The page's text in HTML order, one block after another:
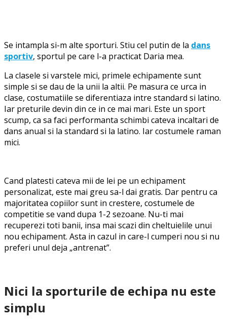
Se intampla si-m alte sporturi. Stiu cel putin de la dans
sportiv, sportul pe care l-a practicat Daria mea.
La clasele si varstele mici, primele echipamente sunt
simple si se dau de la unii la altii. Pe masura ce urca in
clase, costumatiile se diferentiaza intre standard si latino.
Iar preturile devin din ce in ce mai mari. Este un sport
scump, ca sa faci performanta schimbi cateva incaltari de
dans anual si la standard si la latino. Iar costumele raman
mici.
Cand platesti cateva mii de lei pe un echipament
personalizat, este mai greu sa-l dai gratis. Dar pentru ca
majoritatea copiilor sunt in crestere, costumele de
competitie se vand dupa 1-2 sezoane. Nu-ti mai
recuperezi toti banii, insa mai scazi din cheltuielile unui
nou echipament. Asta in cazul in care-l cumperi nou si nu
preferi unul deja „antrenat”.
Nici la sporturile de echipa nu este
simplu